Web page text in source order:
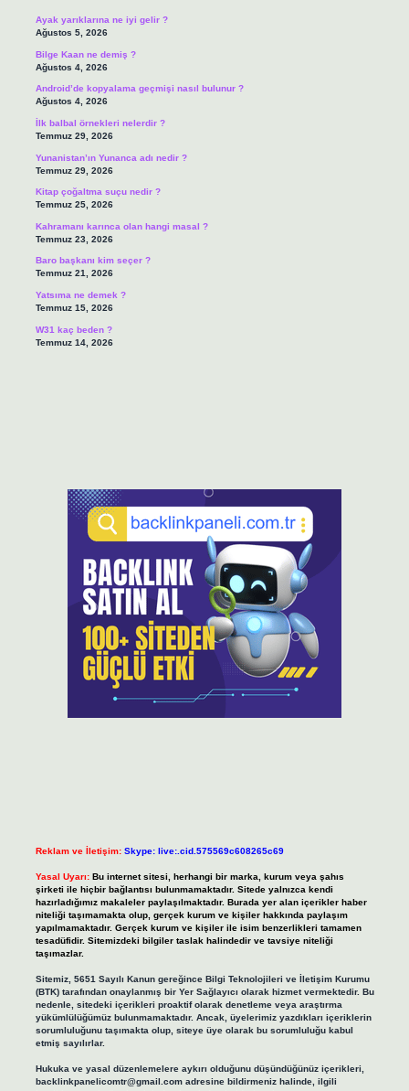
Ayak yarıklarına ne iyi gelir ?
Ağustos 5, 2026
Bilge Kaan ne demiş ?
Ağustos 4, 2026
Android’de kopyalama geçmişi nasıl bulunur ?
Ağustos 4, 2026
İlk balbal örnekleri nelerdir ?
Temmuz 29, 2026
Yunanistan’ın Yunanca adı nedir ?
Temmuz 29, 2026
Kitap çoğaltma suçu nedir ?
Temmuz 25, 2026
Kahramanı karınca olan hangi masal ?
Temmuz 23, 2026
Baro başkanı kim seçer ?
Temmuz 21, 2026
Yatsıma ne demek ?
Temmuz 15, 2026
W31 kaç beden ?
Temmuz 14, 2026
Reklam ve İletişim: Skype: live:.cid.575569c608265c69
Yasal Uyarı: Bu internet sitesi, herhangi bir marka, kurum veya şahıs
şirketi ile hiçbir bağlantısı bulunmamaktadır. Sitede yalnızca kendi
hazırladığımız makaleler paylaşılmaktadır. Burada yer alan içerikler haber
niteliği taşımamakta olup, gerçek kurum ve kişiler hakkında paylaşım
yapılmamaktadır. Gerçek kurum ve kişiler ile isim benzerlikleri tamamen
tesadüfidir. Sitemizdeki bilgiler taslak halindedir ve tavsiye niteliği
taşımazlar.
Sitemiz, 5651 Sayılı Kanun gereğince Bilgi Teknolojileri ve İletişim Kurumu
(BTK) tarafından onaylanmış bir Yer Sağlayıcı olarak hizmet vermektedir. Bu
nedenle, sitedeki içerikleri proaktif olarak denetleme veya araştırma
yükümlülüğümüz bulunmamaktadır. Ancak, üyelerimiz yazdıkları içeriklerin
sorumluluğunu taşımakta olup, siteye üye olarak bu sorumluluğu kabul
etmiş sayılırlar.
Hukuka ve yasal düzenlemelere aykırı olduğunu düşündüğünüz içerikleri,
backlinkpanelicomtr@gmail.comadresine bildirmeniz halinde, ilgili